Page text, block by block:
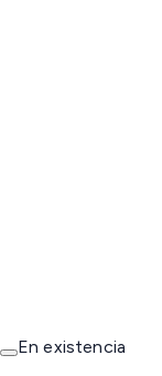
En existencia